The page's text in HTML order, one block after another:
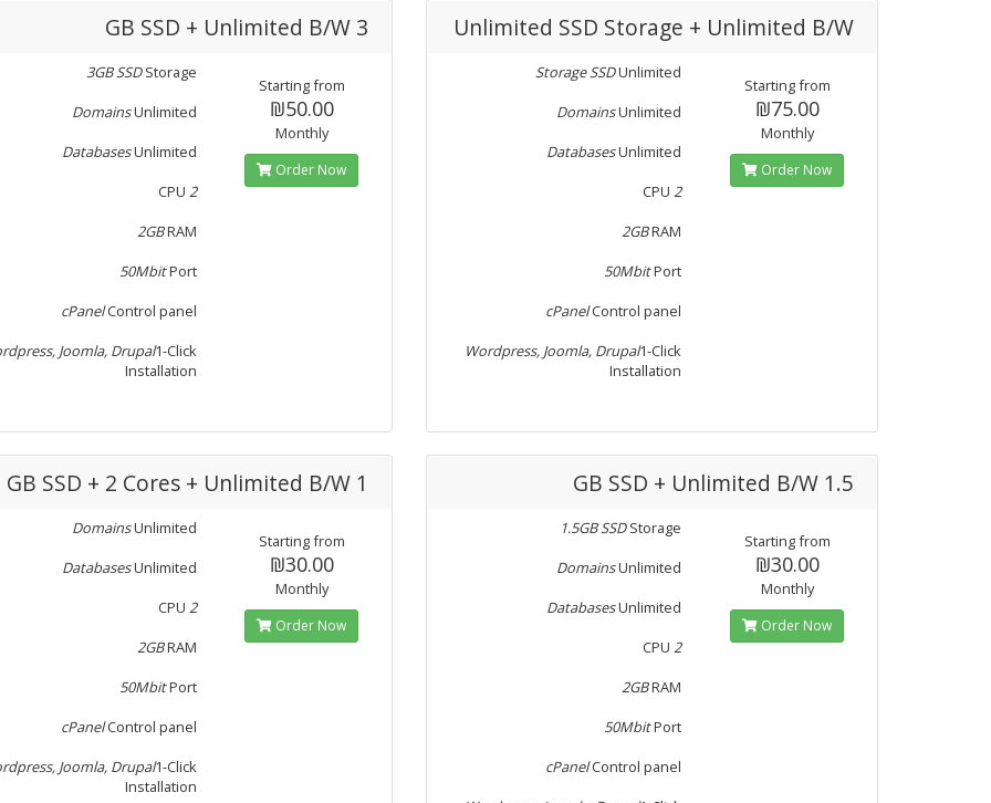
Unlimited SSD Storage + Unlimited B/W
Storage SSDUnlimited
DomainsUnlimited
DatabasesUnlimited
2
CPU
2GBRAM
50MbitPort
cPanelControl panel
Wordpress, Joomla, Drupal1-Click
Installation
Starting from
₪75.00
Monthly
Order Now
3 GB SSD + Unlimited B/W
3GB SSDStorage
DomainsUnlimited
DatabasesUnlimited
2
2GBRAM
50MbitPort
cPanelControl panel
Joomla, Drupal1-Click
Installation
Starting from
₪50.00
Monthly
Order Now
1.5 GB SSD + Unlimited B/W
1.5GB SSDStorage
DomainsUnlimited
DatabasesUnlimited
2
CPU
2GBRAM
50MbitPort
cPanelControl panel
Starting from
₪30.00
Monthly
Order Now
1 GB SSD + 2 Cores + Unlimited B/W
DomainsUnlimited
DatabasesUnlimited
2
2GBRAM
50MbitPort
cPanelControl panel
Joomla, Drupal1-Click
Installation
Starting from
₪30.00
Monthly
Order Now